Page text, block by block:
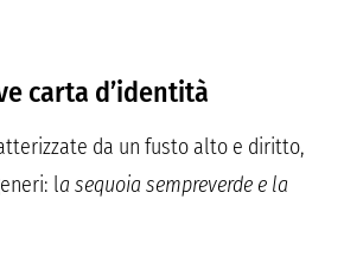
carta d’identità
da un fusto alto e diritto,
la sequoia sempreverde e la